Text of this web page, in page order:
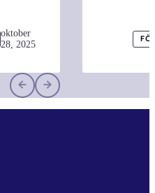
oktober
28, 2025